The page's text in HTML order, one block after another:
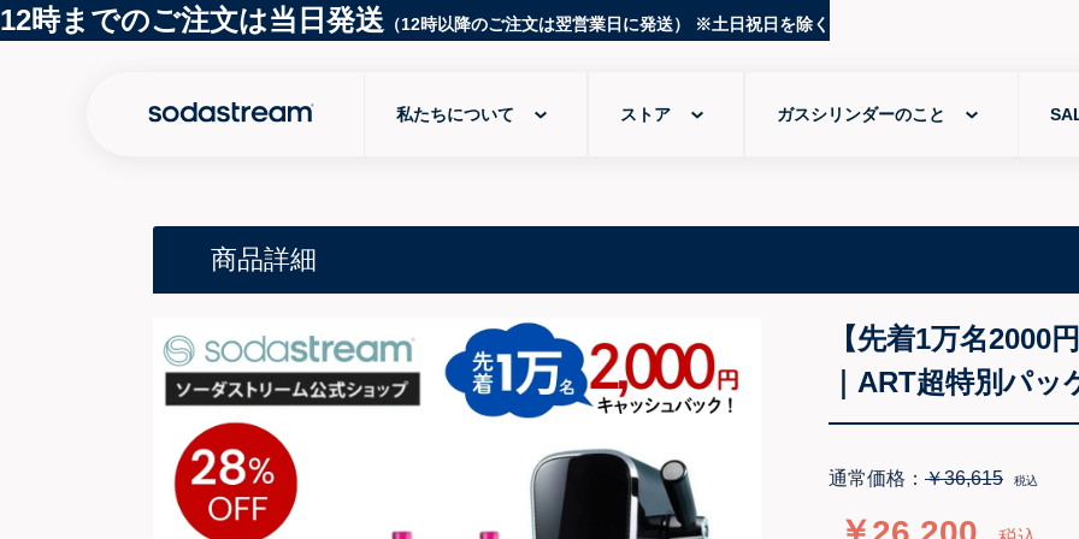
5,000円(税込)以上のご注文で送料無料
私たちについて ストア ガスシリンダーのこと
商品詳細
【先着1万名2000
｜ART超特別パッ
通常価格： ￥36,615 税込